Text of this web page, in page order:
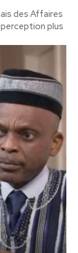
des Affaires
plus